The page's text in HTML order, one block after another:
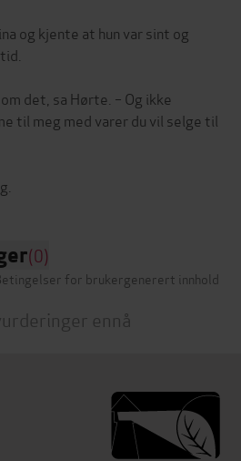
og kjente at hun var sint og
det, sa Hørte. – Og ikke
til meg med varer du vil selge til
(0)
for brukergenerert innhold
ennå